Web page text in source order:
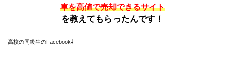
車を高値で売却できるサイト
を教えてもらったんです！
高校の同級生のFacebook⇩